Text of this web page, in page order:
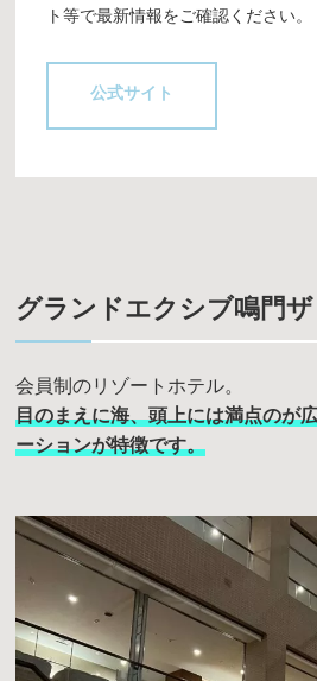
ト等で最新情報をご確認ください。
公式サイト
グランドエクシブ鳴門
会員制のリゾートホテル。
目のまえに海、頭上には満点のが
ーションが特徴です。